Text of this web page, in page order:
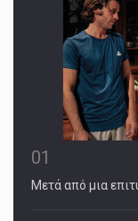
01
Μετά από μια